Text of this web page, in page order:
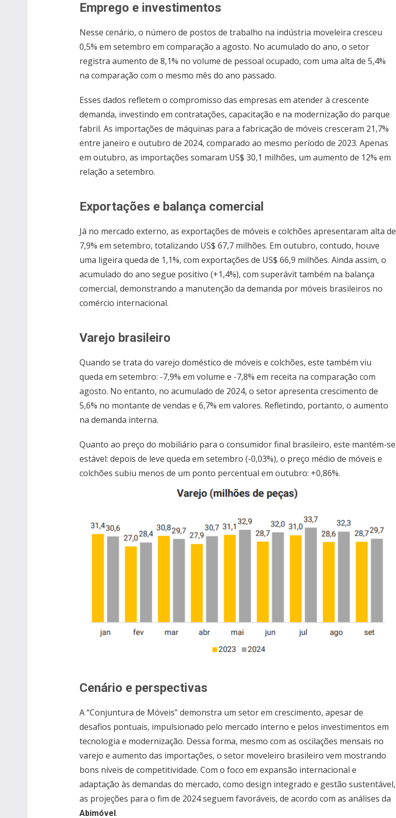
Emprego e investimentos
Nesse cenário, o número de postos de trabalho na indústria moveleira cresceu
0,5% em setembro em comparação a agosto. No acumulado do ano, o setor
registra aumento de 8,1% no volume de pessoal ocupado, com uma alta de 5,4%
na comparação com o mesmo mês do ano passado.
Esses dados refletem o compromisso das empresas em atender à crescente
demanda, investindo em contratações, capacitação e na modernização do parque
fabril. As importações de máquinas para a fabricação de móveis cresceram 21,7%
entre janeiro e outubro de 2024, comparado ao mesmo período de 2023. Apenas
em outubro, as importações somaram US$ 30,1 milhões, um aumento de 12% em
relação a setembro.
Exportações e balança comercial
Já no mercado externo, as exportações de móveis e colchões apresentaram alta de
7,9% em setembro, totalizando US$ 67,7 milhões. Em outubro, contudo, houve
uma ligeira queda de 1,1%, com exportações de US$ 66,9 milhões. Ainda assim, o
acumulado do ano segue positivo (+1,4%), com superávit também na balança
comercial, demonstrando a manutenção da demanda por móveis brasileiros no
comércio internacional.
Varejo brasileiro
Quando se trata do varejo doméstico de móveis e colchões, este também viu
queda em setembro: -7,9% em volume e -7,8% em receita na comparação com
agosto. No entanto, no acumulado de 2024, o setor apresenta crescimento de
5,6% no montante de vendas e 6,7% em valores. Refletindo, portanto, o aumento
na demanda interna.
Quanto ao preço do mobiliário para o consumidor final brasileiro, este mantém-se
estável: depois de leve queda em setembro (-0,03%), o preço médio de móveis e
colchões subiu menos de um ponto percentual em outubro: +0,86%.
Cenário e perspectivas
A “Conjuntura de Móveis” demonstra um setor em crescimento, apesar de
desafios pontuais, impulsionado pelo mercado interno e pelos investimentos em
tecnologia e modernização. Dessa forma, mesmo com as oscilações mensais no
varejo e aumento das importações, o setor moveleiro brasileiro vem mostrando
bons níveis de competitividade. Com o foco em expansão internacional e
adaptação às demandas do mercado, como design integrado e gestão sustentável,
as projeções para o fim de 2024 seguem favoráveis, de acordo com as análises da
Abimóvel .